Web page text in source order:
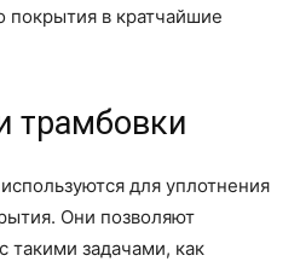
покрытия в кратчайшие
трамбовки
для уплотнения
Они позволяют
такими задачами, как